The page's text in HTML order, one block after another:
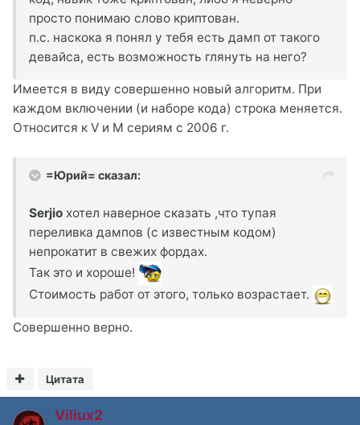
просто понимаю слово криптован.
п.с. наскока я понял у тебя есть дамп от такого
девайса, есть возможность глянуть на него?
Имеется в виду совершенно новый алгоритм. При
каждом включении (и наборе кода) строка меняется.
Относится к V и M сериям с 2006 г.
=Юрий= сказал:
Serjio хотел наверное сказать ,что тупая
переливка дампов (с известным кодом)
непрокатит в свежих фордах.
Так это и хороше!
Стоимость работ от этого, только возрастает.
Совершенно верно.
Цитата
Viliux2